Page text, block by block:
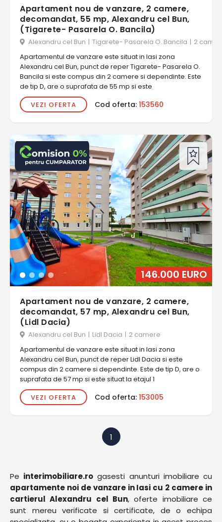
Apartament nou de vanzare, 2 camere,
decomandat, 55 mp, Alexandru cel Bun,
(Tigarete- Pasarela O. Bancila)
Alexandru cel Bun | Tigarete- Pasarela O. Bancila | 2
Apartamentul de vanzare este situat in Iasi zona
Alexandru cel Bun, punct de reper Tigarete- Pasarela O.
Bancila si este compus din 2 camere si dependinte. Este
de tip D, are o suprafata de 55 mp si este
VEZI OFERTA
Cod oferta: 153560
146.000 EURO
Apartament nou de vanzare, 2 camere,
decomandat, 57 mp, Alexandru cel Bun,
(Lidl Dacia)
Alexandru cel Bun | Lidl Dacia | 2 camere
Apartamentul de vanzare este situat in Iasi zona
Alexandru cel Bun, punct de reper Lidl Dacia si este
compus din 2 camere si dependinte. Este de tip D, are o
suprafata de 57 mp si este situat la etajul 1
VEZI OFERTA
Cod oferta: 153005
1
Pe interimobiliare.ro gasesti anunturi imobiliare cu
apartamente noi de vanzare in Iasi cu 2 camere in
cartierul Alexandru cel Bun, oferte imobiliare ce
sunt mereu verificate si certificate, de o echipa